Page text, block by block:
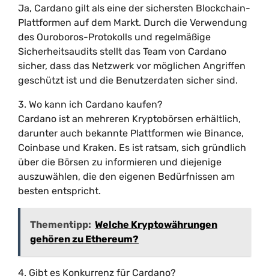
Ja, Cardano gilt als eine der sichersten Blockchain-
Plattformen auf dem Markt. Durch die Verwendung
des Ouroboros-Protokolls und regelmäßige
Sicherheitsaudits stellt das Team von Cardano
sicher, dass das Netzwerk vor möglichen Angriffen
geschützt ist und die Benutzerdaten sicher sind.
3. Wo kann ich Cardano kaufen?
Cardano ist an mehreren Kryptobörsen erhältlich,
darunter auch bekannte Plattformen wie Binance,
Coinbase und Kraken. Es ist ratsam, sich gründlich
über die Börsen zu informieren und diejenige
auszuwählen, die den eigenen Bedürfnissen am
besten entspricht.
Thementipp: Welche Kryptowährungen
gehören zu Ethereum?
4. Gibt es Konkurrenz für Cardano?